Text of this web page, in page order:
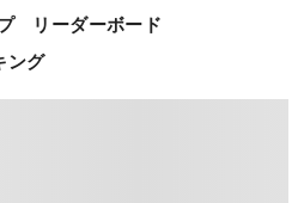
リーダーボード
ング